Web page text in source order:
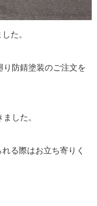
た。
り防錆塗装のご注文を
した。
る際はお立ち寄りく